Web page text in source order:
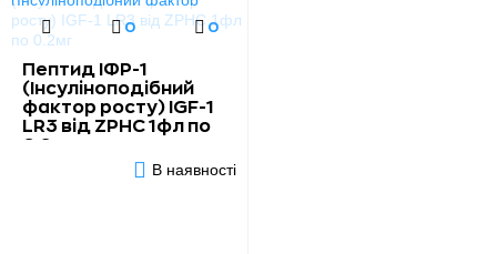
0 0
Пептид ІФР-1
(Інсуліноподібний
фактор росту) IGF-1
LR3 від ZPHC 1фл по
0.2мг
В наявності